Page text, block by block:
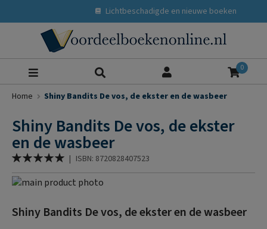
Lichtbeschadigde en nieuwe boeken
0
Home Shiny Bandits De vos, de ekster en de wasbeer
Shiny Bandits De vos, de ekster
en de wasbeer
Waardering:
% of
| ISBN: 8720828407523
Ga
het
naar
Shiny Bandits De vos, de ekster en de wasbeer